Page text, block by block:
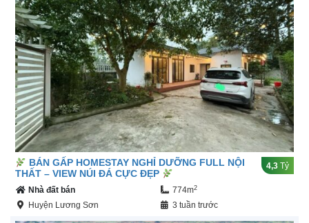
BÁN GẤP HOMESTAY NGHỈ DƯỠNG FULL NỘI
THẤT – VIEW NÚI ĐÁ CỰC ĐẸP
4,3 Tỷ
Nhà đất bán 774m2
Huyện Lương Sơn 3 tuần trước